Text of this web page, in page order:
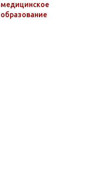
медицинское
образование